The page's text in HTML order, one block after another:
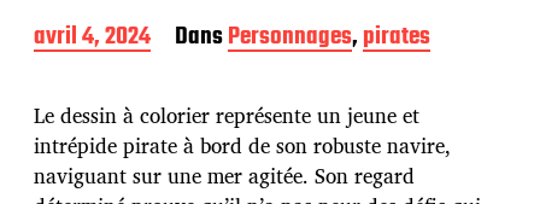
D
a
e
d
e
p
avril 4, 2024 DansPersonnages,pirates
Le dessin à colorier représente un jeune et
intrépide pirate à bord de son robuste navire,
naviguant sur une mer agitée. Son regard